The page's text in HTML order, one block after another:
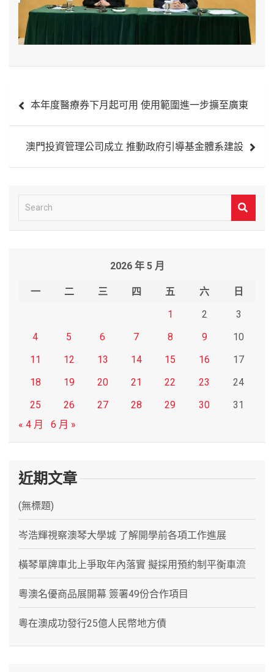
章
導
本年度醫療券下月起可用 使用範圍進一步擴至廣東
澳門投資管理公司成立 推動政府引導基金體系建設
e
2026 年 5 月
一 二 三 四 五 六
日
1
2
3
4
5 6 7 8 9
10
11
12 13 14 15 16
17
18
19 20 21 22 23
24
25
26 27 28 29 30
31
« 4 月
6 月 »
近期文章
(無標題)
岑浩輝視察澳琴大學城 了解開學前各項工作進展
橫琴單牌車北上爭取年內落實 擬採用預約制平衡車流
粵澳名優商品展開幕 簽署49份合作項目
粵在澳成功發行25億人民幣地方債